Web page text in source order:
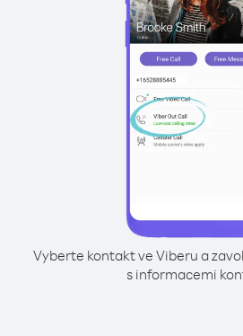
Vyberte kontakt ve Viberu a
s informacemi